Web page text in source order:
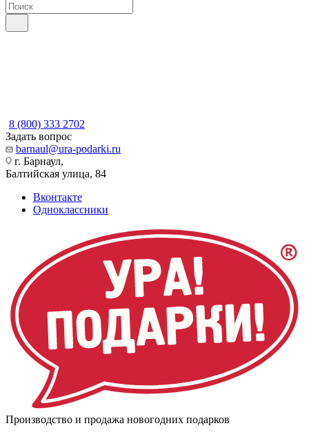
8 (800) 333 2702
Задать вопрос
barnaul@ura-podarki.ru
г. Барнаул,
Балтийская улица, 84
Вконтакте
Одноклассники
Производство и продажа новогодних подарков